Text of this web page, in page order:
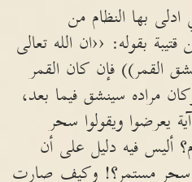
بها النظام من
بقوله: ‹‹ان الله تعالى
القمر)) فإن كان القمر
مراده سينشق فيما بعد،
يعرضوا ويقولوا سحر
أليس فيه دليل على أن
سحر مستمر؟! وكيف صارت